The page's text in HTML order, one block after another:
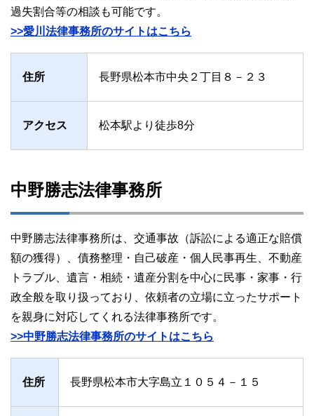
過失割合等の相談も可能です。
>>愛川法律事務所のサイトはこちら
住所 長野県松本市中央２丁目８－２３
アクセス 松本駅より徒歩8分
中野勝志法律事務所
中野勝志法律事務所は、交通事故（訴訟による適正な賠償
額の獲得）、債務整理・自己破産・個人民事再生、不動産
トラブル、遺言・相続・遺産分割を中心に民事・家事・行
政全般を取り扱っており、依頼者の立場に立ったサポート
を親身に対応してくれる法律事務所です。
>>中野勝志法律事務所のサイトはこちら
住所 長野県松本市大字島立１０５４－１５